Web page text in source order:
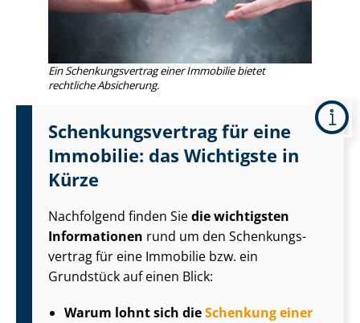
Ein Schen­kungs­ver­trag einer Immobilie bietet
rechtliche Absicherung.
Schen­kungs­ver­trag für eine
Immobilie: das Wichtigste in
Kürze
Nachfolgend finden Siedie wichtigsten
Informationen rund um den Schen­kungs­
ver­trag für eine Immobilie bzw. ein
Grundstück auf einen Blick:
Warum lohnt sich dieSchenkung einer